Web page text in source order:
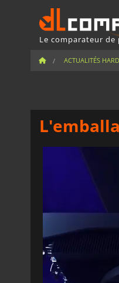
Le comparateur de
ACTUALITÉS